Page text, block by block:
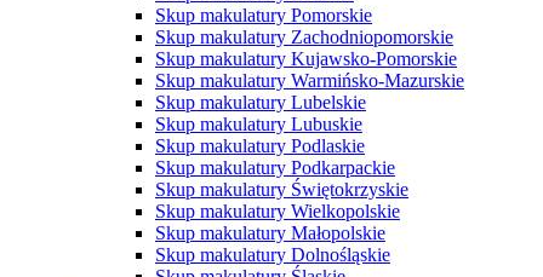
Skup makulatury Pomorskie
Skup makulatury Zachodniopomorskie
Skup makulatury Kujawsko-Pomorskie
Skup makulatury Warmińsko-Mazurskie
Skup makulatury Lubelskie
Skup makulatury Lubuskie
Skup makulatury Podlaskie
Skup makulatury Podkarpackie
Skup makulatury Świętokrzyskie
Skup makulatury Wielkopolskie
Skup makulatury Małopolskie
Skup makulatury Dolnośląskie